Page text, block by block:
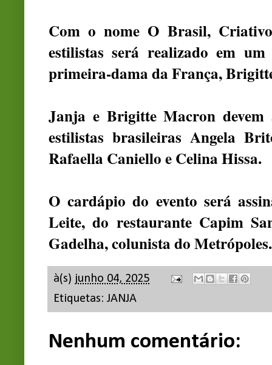
Com o nome O Brasil,
estilistas será realizado em
primeira-dama da França,
Janja e Brigitte Macron devem
estilistas brasileiras Angela
Rafaella Caniello e Celina Hissa.
O cardápio do evento será
Leite, do restaurante Capim
Gadelha, colunista do Metrópoles.
à(s) junho 04, 2025
Etiquetas: JANJA
Nenhum comentário: